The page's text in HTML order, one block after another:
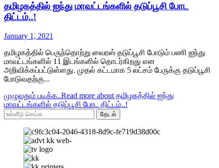
தமிழகத்தில் ஐந்து மாவட்டங்களில் தடுப்பூசி போட
திட்டம்..!
January 1, 2021
தமிழகத்தில் பெருந்தொற்று வைரஸ் தடுப்பூசி போடும் பணி ஐந்து
மாவட்டங்களில் 11 இடங்களில் தொடர்கிறது என
அறிவிக்கப்பட்டுள்ளது. முதல் கட்டமாக 5 லட்சம் பேருக்கு தடுப்பூசி
போடுவதற்கு...
முழுவதும் படிக்க..Read more about தமிழகத்தில் ஐந்து
மாவட்டங்களில் தடுப்பூசி போட திட்டம்..!
தேடல்